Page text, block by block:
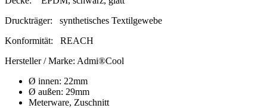
Druckträger:
synthetisches Textilgewebe
Konformität:
REACH
Hersteller / Marke: Admi®Cool
Ø innen: 22mm
Ø außen: 29mm
Meterware, Zuschnitt